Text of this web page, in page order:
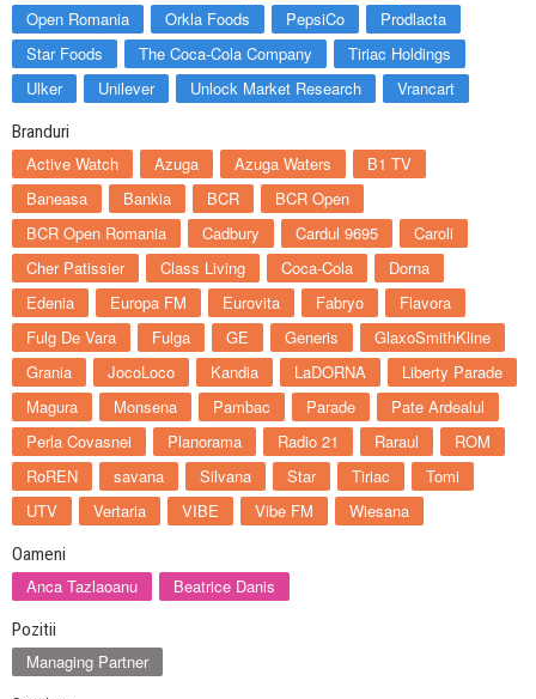
Open Romania
Orkla Foods PepsiCo
Prodlacta
Star Foods
The Coca-Cola Company
Tiriac Holdings
Ulker
Unilever Unlock Market Research Vrancart
Branduri
Active Watch Azuga Azuga Waters
B1 TV
Baneasa
Bankia BCR
BCR Open
BCR Open Romania
Cadbury Cardul 9695
Caroli
Cher Patissier
Class Living Coca-Cola
Dorna
Edenia
Europa FM Eurovita Fabryo
Flavora
Fulg De Vara
Fulga GE Generis
GlaxoSmithKline
Grania
JocoLoco Kandia LaDORNA
Liberty Parade
Magura
Monsena Pambac Parade
Pate Ardealul
Perla Covasnei
Planorama Radio 21 Raraul
ROM
RoREN
savana Silvana Star Tiriac
Tomi
UTV
Vertaria VIBE Vibe FM Wiesana
Oameni
Anca Tazlaoanu Beatrice Danis
Pozitii
Managing Partner